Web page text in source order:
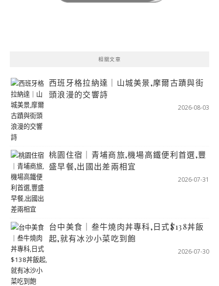
相關文章
西班牙格拉納達｜山城美景,摩爾古蹟與街
頭浪漫的交響詩
2026-08-03
桃園住宿｜青埔商旅,機場高鐵便利首選,豐
盛早餐,出國出差兩相宜
2026-07-31
台中美食｜叁牛燒肉丼專科,日式$138丼飯
起,就有冰沙小菜吃到飽
2026-07-30